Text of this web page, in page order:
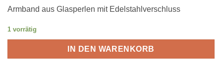
Armband aus Glasperlen mit Edelstahlverschluss
1 vorrätig
IN DEN WARENKORB